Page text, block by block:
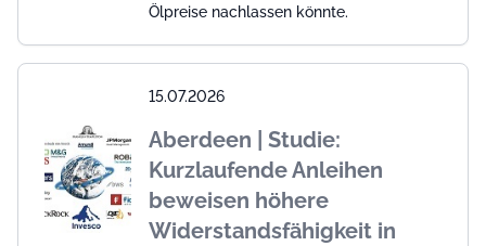
Ölpreise nachlassen könnte.
15.07.2026
Aberdeen | Studie:
Kurzlaufende Anleihen
beweisen höhere
Widerstandsfähigkeit in